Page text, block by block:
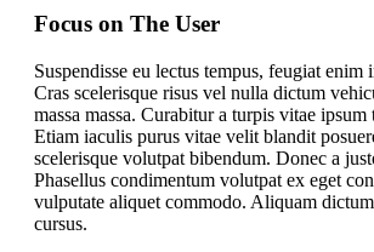
Focus on The User
Suspendisse eu lectus tempus, feugiat enim
Cras scelerisque risus vel nulla dictum
massa massa. Curabitur a turpis vitae ipsum
Etiam iaculis purus vitae velit blandit
scelerisque volutpat bibendum. Donec a
Phasellus condimentum volutpat ex eget
vulputate aliquet commodo. Aliquam
cursus.